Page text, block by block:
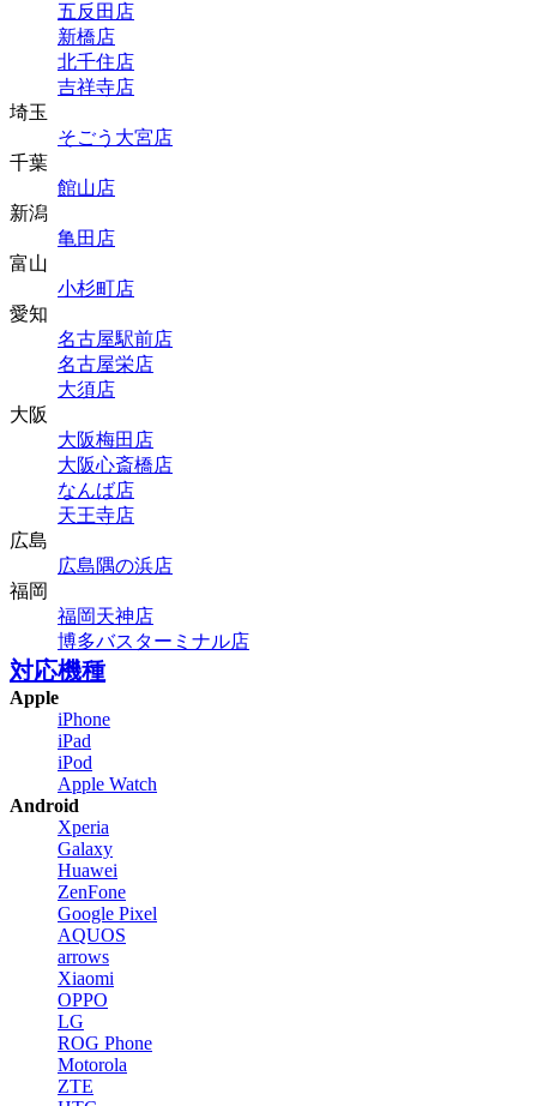
五反田店
新橋店
北千住店
吉祥寺店
埼玉
そごう大宮店
千葉
館山店
新潟
亀田店
富山
小杉町店
愛知
名古屋駅前店
名古屋栄店
大須店
大阪
大阪梅田店
大阪心斎橋店
なんば店
天王寺店
広島
広島隅の浜店
福岡
福岡天神店
博多バスターミナル店
対応機種
Apple
iPhone
iPad
iPod
Apple Watch
Android
Xperia
Galaxy
Huawei
ZenFone
Google Pixel
AQUOS
arrows
Xiaomi
OPPO
LG
ROG Phone
Motorola
ZTE